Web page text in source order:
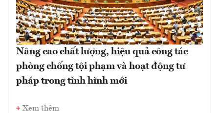
Nâng cao chất lượng, hiệu quả công tác
phòng chống tội phạm và hoạt động tư
pháp trong tình hình mới
Xem thêm